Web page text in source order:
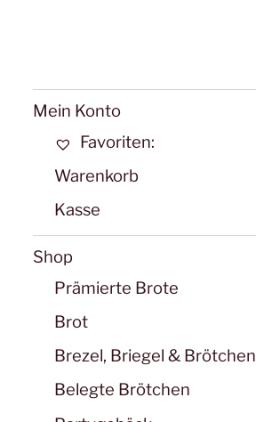
Mein Konto
Favoriten:
Warenkorb
Kasse
Shop
Prämierte Brote
Brot
Brezel, Briegel & Brötchen
Belegte Brötchen